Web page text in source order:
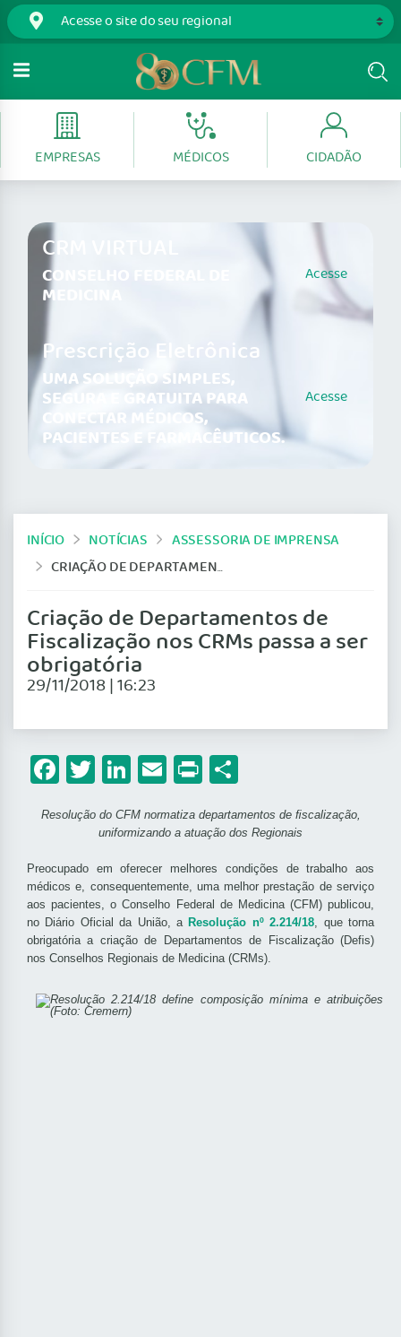
EMPRESAS MÉDICOS CIDADÃO
CRM VIRTUAL
CONSELHO FEDERAL DE
MEDICINA
Acesse
Prescrição Eletrônica
UMA SOLUÇÃO SIMPLES,
SEGURA E GRATUITA PARA
CONECTAR MÉDICOS,
PACIENTES E FARMACÊUTICOS.
Acesse
INÍCIO NOTÍCIAS
ASSESSORIA DE IMPRENSA
CRIAÇÃO DE DEPARTAMENTOS DE FISCALIZAÇÃO NOS CRMS PASSA A SER OBRIGATÓRIA
Criação de Departamentos de
Fiscalização nos CRMs passa a ser
obrigatória
29/11/2018 | 16:23
Facebook
Twitter
LinkedIn
Email
Print
Resolução do CFM normatiza departamentos de ﬁscalização,
uniformizando a atuação dos Regionais
Preocupado em oferecer melhores condições de trabalho aos
médicos e, consequentemente, uma melhor prestação de serviço
aos pacientes, o Conselho Federal de Medicina (CFM) publicou,
no Diário Oficial da União, a Resolução nº 2.214/18, que torna
obrigatória a criação de Departamentos de Fiscalização (Defis)
nos Conselhos Regionais de Medicina (CRMs).